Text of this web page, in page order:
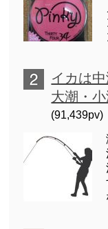
イカは
大潮・
(91,439pv)